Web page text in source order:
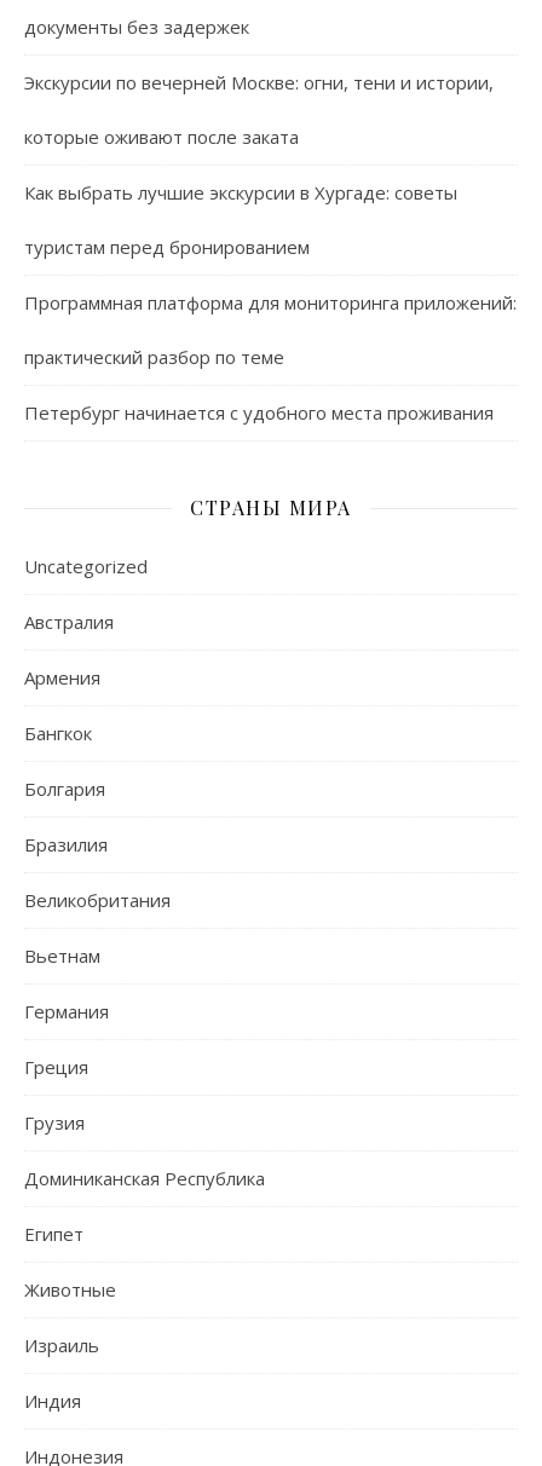
документы без задержек
Экскурсии по вечерней Москве: огни, тени и истории,
которые оживают после заката
Как выбрать лучшие экскурсии в Хургаде: советы
туристам перед бронированием
Программная платформа для мониторинга приложений:
практический разбор по теме
Петербург начинается с удобного места проживания
СТРАНЫ МИРА
Uncategorized
Австралия
Армения
Бангкок
Болгария
Бразилия
Великобритания
Вьетнам
Германия
Греция
Грузия
Доминиканская Республика
Египет
Животные
Израиль
Индия
Индонезия